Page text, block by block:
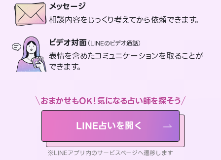
メッセージ
相談内容をじっくり考えてから依頼できます。
ビデオ対面（LINEのビデオ通話）
表情を含めたコミュニケーションを取ることが
できます。
おまかせもOK！気になる占い師を探そう
LINE占いを開く
※LINEアプリ内のサービスページへ遷移します